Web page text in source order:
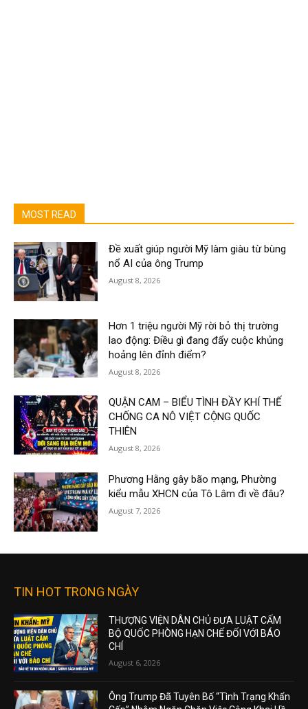
MOST READ
Đề xuất giúp người Mỹ làm giàu từ bùng
nổ AI của ông Trump
August 8, 2026
Hơn 1 triệu người Mỹ rời bỏ thị trường
lao động: Điều gì đang đẩy cuộc khủng
hoảng lên đỉnh điểm?
August 8, 2026
QUẬN CAM – BIỂU TÌNH ĐẦY KHÍ THẾ
CHỐNG CA NÔ VIỆT CỘNG QUỐC
THIÊN
August 8, 2026
Phương Hằng gây bão mạng, Phường
kiểu mẫu XHCN của Tô Lâm đi về đâu?
August 7, 2026
TIN HOT TRONG NGÀY
THƯỢNG VIỆN DÂN CHỦ ĐƯA LUẬT CẤM
BỘ QUỐC PHÒNG HẠN CHẾ ĐỐI VỚI BÁO
CHÍ
August 6, 2026
Ông Trump Đã Tuyên Bố “Tình Trạng Khẩn